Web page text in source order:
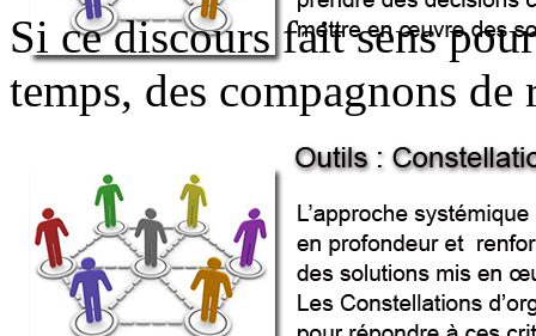
Si ce discours fait sens
temps, des compagnons de